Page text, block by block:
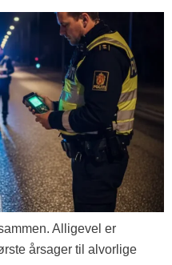
Alligevel er
årsager til alvorlige